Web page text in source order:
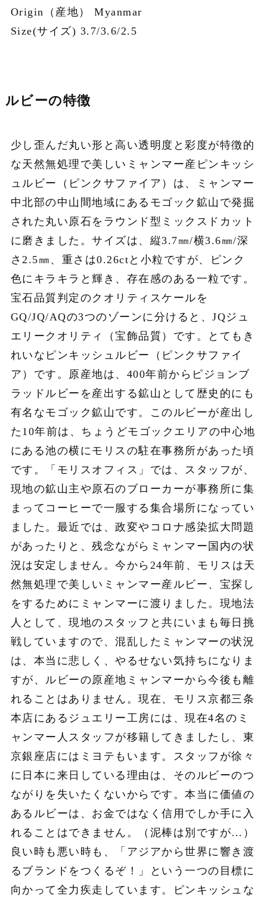
Origin（産地） Myanmar
Size(サイズ) 3.7/3.6/2.5
ルビーの特徴
少し歪んだ丸い形と高い透明度と彩度が特徴的
な天然無処理で美しいミャンマー産ピンキッシ
ュルビー（ピンクサファイア）は、ミャンマー
中北部の中山間地域にあるモゴック鉱山で発掘
された丸い原石をラウンド型ミックスドカット
に磨きました。サイズは、縦3.7㎜/横3.6㎜/深
さ2.5㎜、重さは0.26ctと小粒ですが、ピンク
色にキラキラと輝き、存在感のある一粒です。
宝石品質判定のクオリティスケールを
GQ/JQ/AQの3つのゾーンに分けると、JQジュ
エリークオリティ（宝飾品質）です。とてもき
れいなピンキッシュルビー（ピンクサファイ
ア）です。原産地は、400年前からピジョンブ
ラッドルビーを産出する鉱山として歴史的にも
有名なモゴック鉱山です。このルビーが産出し
た10年前は、ちょうどモゴックエリアの中心地
にある池の横にモリスの駐在事務所があった頃
です。「モリスオフィス」では、スタッフが、
現地の鉱山主や原石のブローカーが事務所に集
まってコーヒーで一服する集合場所になってい
ました。最近では、政変やコロナ感染拡大問題
があったりと、残念ながらミャンマー国内の状
況は安定しません。今から24年前、モリスは天
然無処理で美しいミャンマー産ルビー、宝探し
をするためにミャンマーに渡りました。現地法
人として、現地のスタッフと共にいまも毎日挑
戦していますので、混乱したミャンマーの状況
は、本当に悲しく、やるせない気持ちになりま
すが、ルビーの原産地ミャンマーから今後も離
れることはありません。現在、モリス京都三条
本店にあるジュエリー工房には、現在4名のミ
ャンマー人スタッフが移籍してきましたし、東
京銀座店にはミヨテもいます。スタッフが徐々
に日本に来日している理由は、そのルビーのつ
ながりを失いたくないからです。本当に価値の
あるルビーは、お金ではなく信用でしか手に入
れることはできません。（泥棒は別ですが…）
良い時も悪い時も、「アジアから世界に響き渡
るブランドをつくるぞ！」という一つの目標に
向かって全力疾走しています。ピンキッシュな